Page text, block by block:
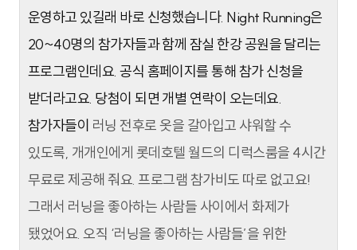
운영하고 있길래 바로 신청했습니다. Night Running은
20~40명의 참가자들과 함께 잠실 한강 공원을 달리는
프로그램인데요. 공식 홈페이지를 통해 참가 신청을
받더라고요. 당첨이 되면 개별 연락이 오는데요.
참가자들이 러닝 전후로 옷을 갈아입고 샤워할 수
있도록, 개개인에게 롯데호텔 월드의 디럭스룸을 4시간
무료로 제공해 줘요. 프로그램 참가비도 따로 없고요!
그래서 러닝을 좋아하는 사람들 사이에서 화제가
됐었어요. 오직 ‘러닝을 좋아하는 사람들’을 위한